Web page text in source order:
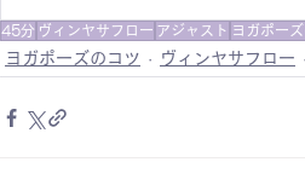
45分 ヴィンヤサフロー アジャスト ヨガポー
ヨガポーズのコツ ヴィンヤサフロー